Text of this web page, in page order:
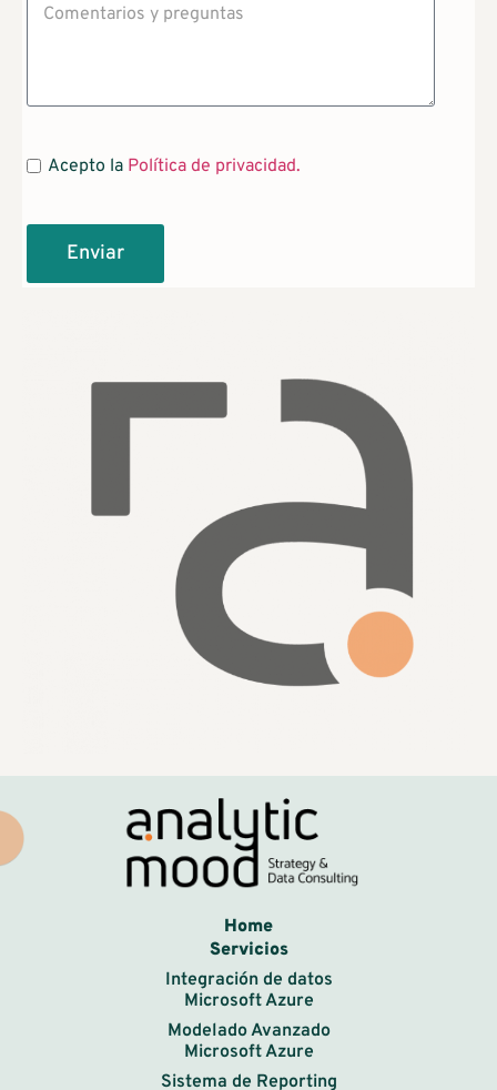
Acepto la Política de privacidad.
Enviar
Home
Servicios
Integración de datos
Microsoft Azure
Modelado Avanzado
Microsoft Azure
Sistema de Reporting